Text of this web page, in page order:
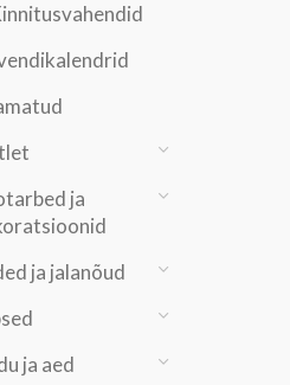
ja
ja jalanõud
ja aed